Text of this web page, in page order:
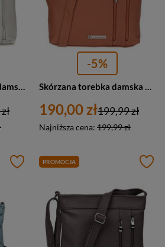
-5%
190,00 zł
Najniższa cena: 199,99 zł
199,99 zł
PROMOCJA